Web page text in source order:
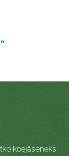
koejäseneksi